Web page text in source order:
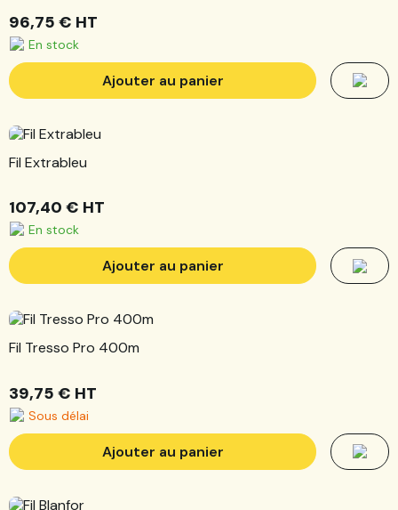
96,75 € HT
En stock
Ajouter au panier
Fil Extrableu
107,40 € HT
En stock
Ajouter au panier
Fil Tresso Pro 400m
39,75 € HT
Sous délai
Ajouter au panier